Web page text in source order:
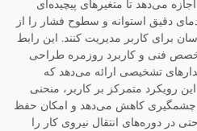
می‌دهد تا متغیرهای پیچیده‌ای
دقیق استوانه و سطوح فشار را از
کاربر مدیریت کنند. این رابط
فنی و کاربرد روزمره طراحی
تشخیصی ارائه می‌دهد که
رویکرد متمرکز بر کاربر، منحنی
چشمگیری کاهش می‌دهد و امکان حفظ
دوره‌های انتقال نیروی کار را